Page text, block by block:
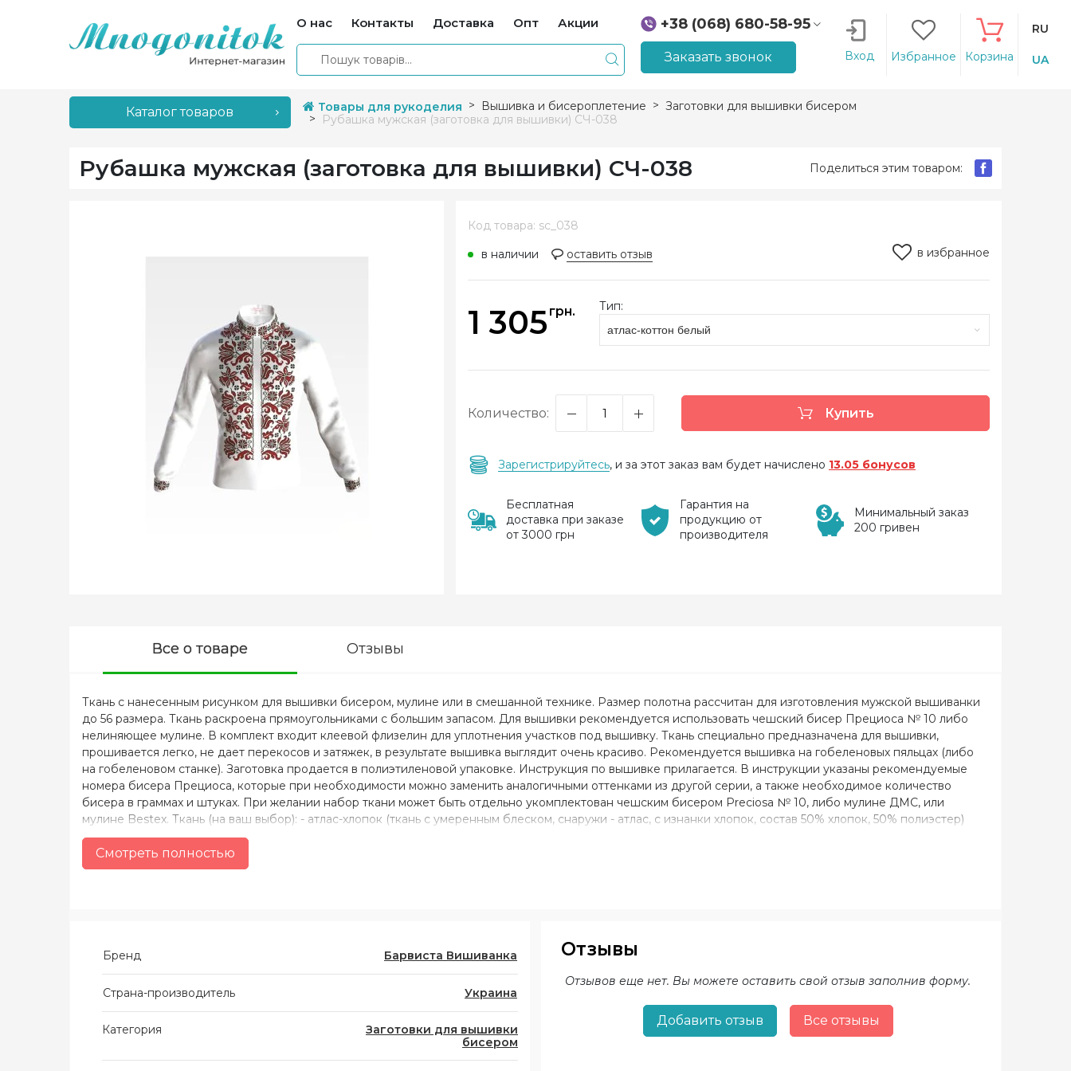
О нас Контакты Доставка Опт Акции
+38 (068) 680-58-95
+38 (066) 207-14-90
Заказать звонок Вход Избранное Корзина
RU
UA
Каталог товаров Товары для рукоделия Вышивка и бисероплетение
Заготовки для вышивки бисером
Рубашка мужская (заготовка для вышивки) СЧ-038
Рубашка мужская (заготовка для вышивки) СЧ-038 Поделиться этим товаром:
Код товара: sc_038
в наличии
оставить отзыв в избранное
1 305 грн. Тип:
атлас-коттон белый
Количество: Купить
Зарегистрируйтесь, и за этот заказ вам будет начислено 13.05 бонусов
Бесплатная
доставка при заказе
от 3000 грн
Гарантия на
продукцию от
производителя
Минимальный заказ
200 гривен
Все о товаре Отзывы
Ткань с нанесенным рисунком для вышивки бисером, мулине или в смешанной технике. Размер полотна рассчитан для изготовления мужской вышиванки
до 56 размера. Ткань раскроена прямоугольниками с большим запасом. Для вышивки рекомендуется использовать чешский бисер Прециоса № 10 либо
нелиняющее мулине. В комплект входит клеевой флизелин для уплотнения участков под вышивку. Ткань специально предназначена для вышивки,
прошивается легко, не дает перекосов и затяжек, в результате вышивка выглядит очень красиво. Рекомендуется вышивка на гобеленовых пяльцах (либо
на гобеленовом станке). Заготовка продается в полиэтиленовой упаковке. Инструкция по вышивке прилагается. В инструкции указаны рекомендуемые
номера бисера Прециоса, которые при необходимости можно заменить аналогичными оттенками из другой серии, а также необходимое количество
бисера в граммах и штуках. При желании набор ткани может быть отдельно укомплектован чешским бисером Preciosa № 10, либо мулине ДМС, или
мулине Bestex. Ткань (на ваш выбор): - атлас-хлопок (ткань с умеренным блеском, снаружи - атлас, с изнанки хлопок, состав 50% хлопок, 50% полиэстер)
белого, молочного, черного цвета; - грубый шелк (матовая ткань, 100% полиэстер) белого, молочного, черного цвета; - домотканое полотно (состав 50%
хлопок, 50% полиэстер) белого, молочного, черного цвета; - лен 100% белого, молочного, черного цвета; - габардин белый; - батист белый, молочный,
черный.
Смотреть полностью
Бренд Барвиста Вишиванка
Страна-производитель Украина
Категория
Заготовки для вышивки
бисером
Отзывы
Отзывов еще нет. Вы можете оставить свой отзыв заполнив форму.
Добавить отзыв Все отзывы